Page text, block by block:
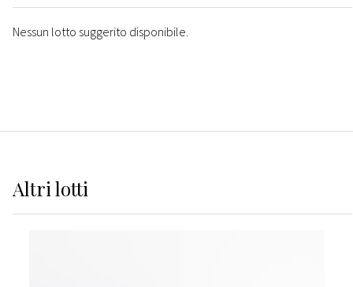
Nessun lotto suggerito disponibile.
Altrilotti